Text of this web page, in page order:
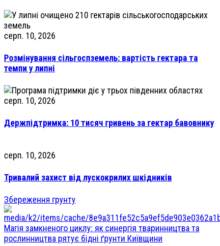
серп. 10, 2026
Розмінування сільгоспземель: вартість гектара та
темпи у липні
серп. 10, 2026
Держпідтримка: 10 тисяч гривень за гектар бавовнику
серп. 10, 2026
Тривалий захист від лускокрилих шкідників
Збереження грунту
Магія замкненого циклу: як синергія тваринництва та
рослинництва рятує бідні ґрунти Київщини